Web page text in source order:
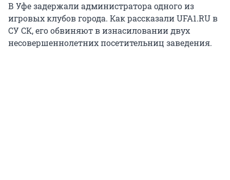
В Уфе задержали администратора одного из
игровых клубов города. Как рассказали UFA1.RU в
СУ СК, его обвиняют в изнасиловании двух
несовершеннолетних посетительниц заведения.